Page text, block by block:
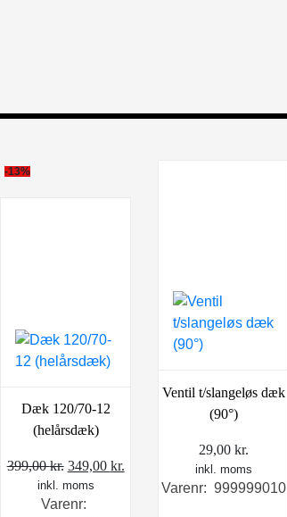
-13%
Dæk 120/70-12
(helårsdæk)
399,00kr. Den
oprindelige
pris
349,00 kr.Den
aktuelle
inkl. moms
Varenr:
Ventil t/slangeløs dæk
(90°)
29,00 kr.
inkl. moms
Varenr: 999999010